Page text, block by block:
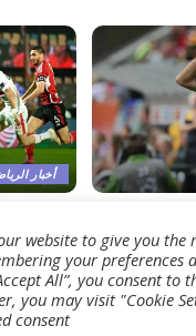
ضده
أخبار
ليلة فوز
أبريل 16, 2024
website to give you the
your preferences
All”, you consent to
you may visit "Cookie
consent.